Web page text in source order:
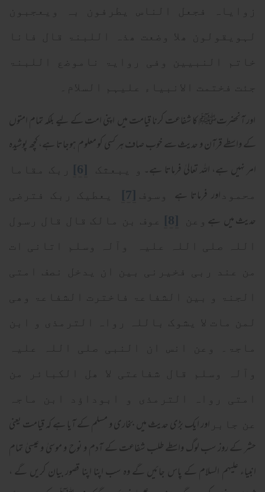
زوایاہ فجعل الناس یطرفون بہ ویعجبون
لہویقولون ھلا وضعت ھذہ اللبنۃ قال فانا
خاتم النبیین وفی روایۃ ناموضع اللبنۃ
جئت فختمت الانبیاء علیہم السلام۔
اور آنحضرتﷺ کا شفاعت کرنا قیامت میں اپنی امت کے لیے بلکہ تمام امتوں
کے واسطے قرآن و حدیث سے خوب صاف ہر کسی کو معلوم ہوجاتا ہے، کچھ پوشیدہ
امر نہیں ہے، اللہ تعالیٰ فرماتا ہے۔
و یبعثک [6]
ربک مقاما
محمود
اور فرماتا ہے وسوف [7] یعطیک ربک فترضی
حدیث میں ہے [8]
عوف بن مالک قال قال رسول
اللہ صلی اللہ علیہ وآلہ وسلم اتانی ات
من عند ربی فخیرنی بین ان یدخل نصف امتی
الجنۃ و بین الشفاعۃ فاخترت الشفاعۃ وھی
لمن مات لا یشوک باللہ رواہ الترمذی و ابن
ماجۃ۔ وعن انس ان النبی صلی اللہ علیہ
وآلہ وسلم قال شفاعتی لا ھل الکبائر من
امتی رواہ الترمذی و ابوداؤد ابن ماجہ
عن جابر
اور ایک بڑی حدیث میں بخاری و مسلم کے آیا ہے کہ قیامت یعنی
حشر کے روز سب لوگ واسطے طلب شفاعت کے آدم و نوح و موسیٰ و عیسیٰ تمام
انبیاء علیہم السلام کے پاس جائیں گے وہ سب اپنا اپنا قصور بیان کریں گے ،